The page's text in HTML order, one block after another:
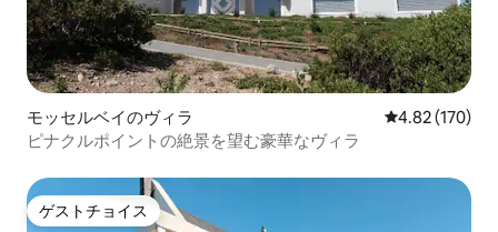
モッセルベイのヴィラ レビュー170
4.82 (170)
ピナクルポイントの絶景を望む豪華なヴィラ
ゲストチョイス
ゲストチョイス